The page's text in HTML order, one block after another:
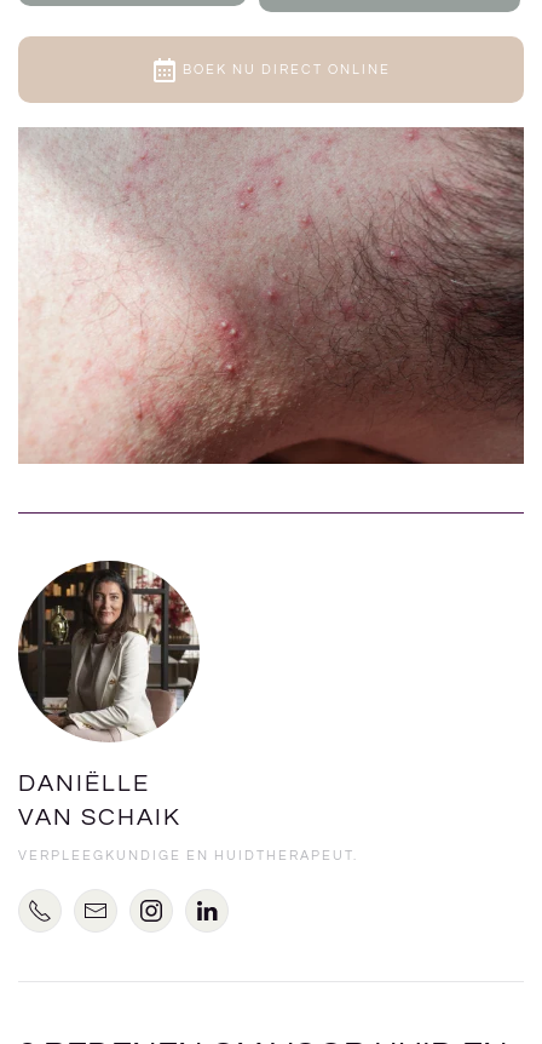
BOEK NU DIRECT ONLINE
DANIËLLE
VAN SCHAIK
VERPLEEGKUNDIGE EN HUIDTHERAPEUT.